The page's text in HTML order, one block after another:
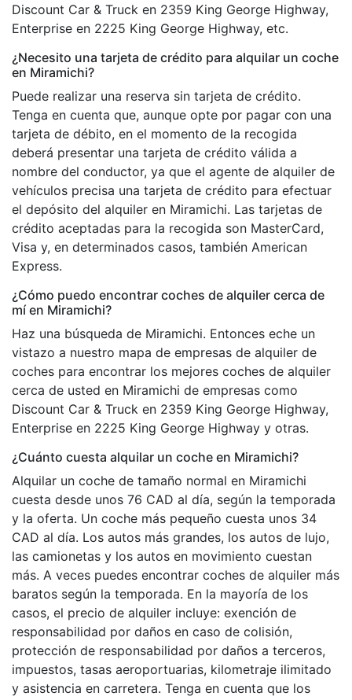
Discount Car & Truck en 2359 King George Highway,
Enterprise en 2225 King George Highway, etc.
¿Necesito una tarjeta de crédito para alquilar un coche
en Miramichi?
Puede realizar una reserva sin tarjeta de crédito.
Tenga en cuenta que, aunque opte por pagar con una
tarjeta de débito, en el momento de la recogida
deberá presentar una tarjeta de crédito válida a
nombre del conductor, ya que el agente de alquiler de
vehículos precisa una tarjeta de crédito para efectuar
el depósito del alquiler en Miramichi. Las tarjetas de
crédito aceptadas para la recogida son MasterCard,
Visa y, en determinados casos, también American
Express.
¿Cómo puedo encontrar coches de alquiler cerca de
mí en Miramichi?
Haz una búsqueda de Miramichi. Entonces eche un
vistazo a nuestro mapa de empresas de alquiler de
coches para encontrar los mejores coches de alquiler
cerca de usted en Miramichi de empresas como
Discount Car & Truck en 2359 King George Highway,
Enterprise en 2225 King George Highway y otras.
¿Cuánto cuesta alquilar un coche en Miramichi?
Alquilar un coche de tamaño normal en Miramichi
cuesta desde unos 76 CAD al día, según la temporada
y la oferta. Un coche más pequeño cuesta unos 34
CAD al día. Los autos más grandes, los autos de lujo,
las camionetas y los autos en movimiento cuestan
más. A veces puedes encontrar coches de alquiler más
baratos según la temporada. En la mayoría de los
casos, el precio de alquiler incluye: exención de
responsabilidad por daños en caso de colisión,
protección de responsabilidad por daños a terceros,
impuestos, tasas aeroportuarias, kilometraje ilimitado
y asistencia en carretera. Tenga en cuenta que los